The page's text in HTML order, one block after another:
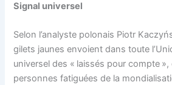
Signal universel
Selon l’analyste polonais Piotr
gilets jaunes envoient dans toute
universel des « laissés pour compte »,
personnes fatiguées de la